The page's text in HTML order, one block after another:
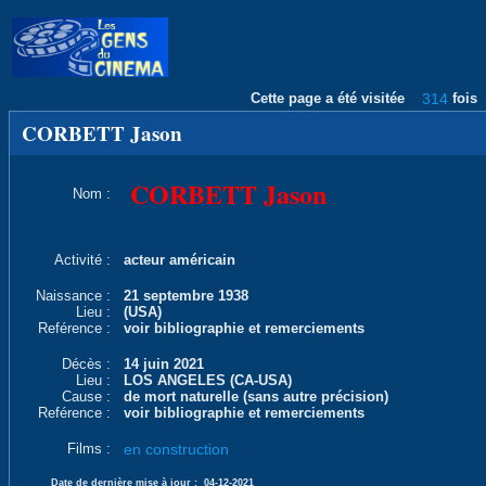
Cette page a été visitée 314 fois
CORBETT Jason
Nom : CORBETT Jason
Activité : acteur américain
Naissance :
21 septembre 1938
Lieu :
(USA)
Reférence :
voir bibliographie et remerciements
Décès :
14 juin 2021
Lieu :
LOS ANGELES (CA-USA)
Cause :
de mort naturelle (sans autre précision)
Reférence :
voir bibliographie et remerciements
Films : en construction
Date de dernière mise à jour : 04-12-2021